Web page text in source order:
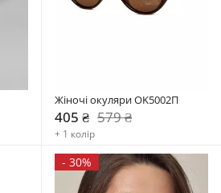
Жіночі окуляри OK5002П
405 ₴ 579 ₴
+ 1 колір
- 30%